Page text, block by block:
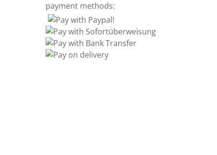
payment methods: